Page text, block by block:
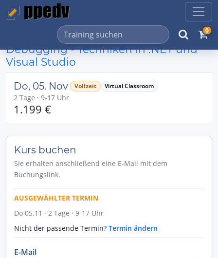
0
Debugging - Techniken in .NET und
Visual Studio
Do, 05. Nov Vollzeit Virtual Classroom
2 Tage · 9-17 Uhr
1.199 €
Kurs buchen
Sie erhalten anschließend eine E-Mail mit dem
Buchungslink.
AUSGEWÄHLTER TERMIN
Do 05.11 · 2 Tage · 9-17 Uhr
Nicht der passende Termin? Termin ändern
E-Mail